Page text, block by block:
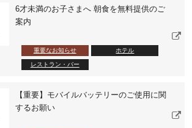
6才未満のお子さまへ 朝食を無料提供のご
案内
重要なお知らせ ホテル
レストラン・バー
【重要】モバイルバッテリーのご使用に関
するお願い